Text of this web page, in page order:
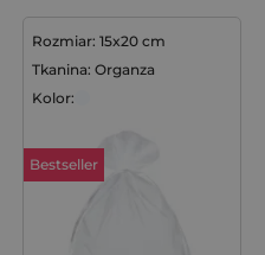
Rozmiar: 15x20 cm
Tkanina: Organza
Kolor:
Bestseller